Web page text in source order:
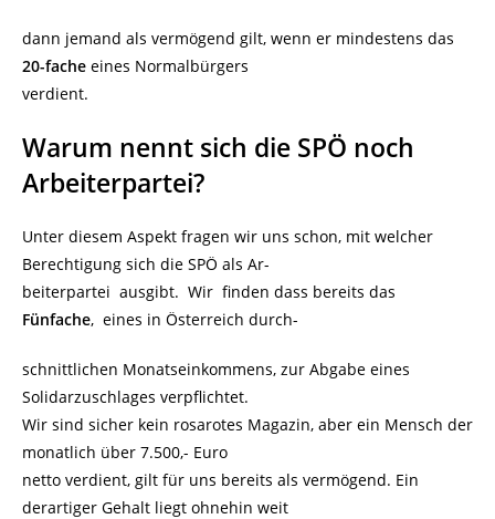
dann jemand als vermögend gilt, wenn er mindestens das
20-fache eines Normalbürgers
verdient.
Warum nennt sich die SPÖ noch
Arbeiterpartei?
Unter diesem Aspekt fragen wir uns schon, mit welcher
Berechtigung sich die SPÖ als Ar-
beiterpartei ausgibt. Wir finden dass bereits das
Fünfache, eines in Österreich durch-
schnittlichen Monatseinkommens, zur Abgabe eines
Solidarzuschlages verpflichtet.
Wir sind sicher kein rosarotes Magazin, aber ein Mensch der
monatlich über 7.500,- Euro
netto verdient, gilt für uns bereits als vermögend. Ein
derartiger Gehalt liegt ohnehin weit